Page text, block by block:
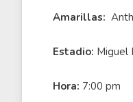
Amarillas:
Estadio: Miguel
Hora: 7:00 pm